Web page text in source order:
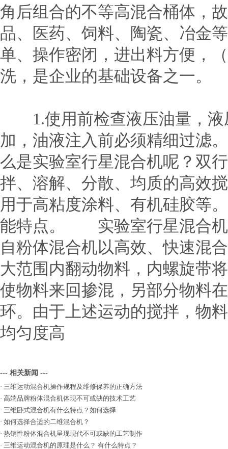
角后组合的不等高混合桶体，
品、医药、饲料、陶瓷、冶金
单、操作密闭，进出料方便，
洗，是企业的基础设备之一。
1.使用前检查液压油量，液
加，油液注入前必须精细过滤
么是实验室行星混合机呢？双
拌、溶解、分散、均质的高效
用于高粘度涂料、有机硅胶等
能特点。 实验室行星混合机
自粉体混合机以高效、快速混
大范围内翻动物料，内螺旋带
使物料来回掺混，另部分物料
环。由于上述运动的搅拌，物
均匀度高
--- 相关新闻 ---
· 三维运动混合机操作规程及维修保养的正确方法
· 高端品牌粉体混合机体现不可或缺的技术工艺
· 三维卧式混合机有什么特点？如何选择
· 如何选择合适的二维混合机？
· 热销性粉体混合机呈现现代不可或缺的工艺制作
· 三维运动混合机的原理是什么？ 有什么特点？